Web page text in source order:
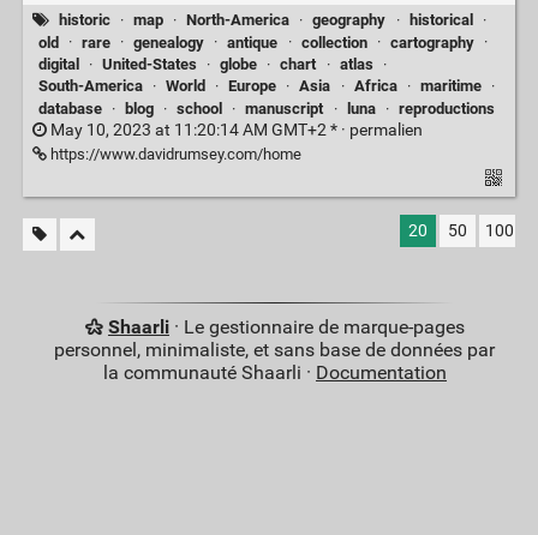
historic · map · North-America · geography · historical
·
old
· rare · genealogy · antique · collection · cartography
·
digital
· United-States · globe · chart · atlas
·
South-America
· World · Europe · Asia · Africa · maritime
·
database
· blog · school · manuscript · luna · reproductions
May 10, 2023 at 11:20:14 AM GMT+2 * · permalien
https://www.davidrumsey.com/home
20 50 100
Shaarli· Le gestionnaire de marque-pages
personnel, minimaliste, et sans base de données par
la communauté Shaarli · Documentation